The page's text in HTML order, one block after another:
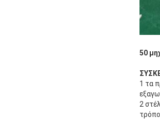
50
1 τα
2
τρόπο.